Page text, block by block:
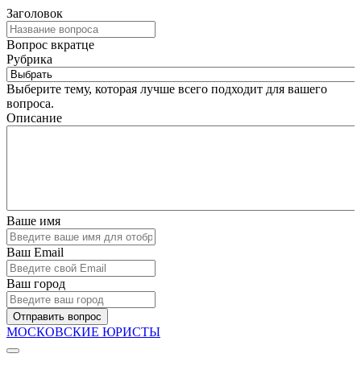
Заголовок
Вопрос вкратце
Рубрика
Выберите тему, которая лучше всего подходит для вашего
вопроса.
Описание
Ваше имя
Ваш Email
Ваш город
Отправить вопрос
МОСКОВСКИЕ ЮРИСТЫ